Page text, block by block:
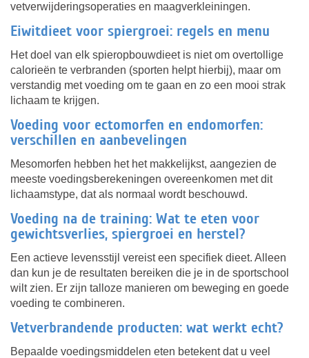
vetverwijderingsoperaties en maagverkleiningen.
Eiwitdieet voor spiergroei: regels en menu
Het doel van elk spieropbouwdieet is niet om overtollige
calorieën te verbranden (sporten helpt hierbij), maar om
verstandig met voeding om te gaan en zo een mooi strak
lichaam te krijgen.
Voeding voor ectomorfen en endomorfen:
verschillen en aanbevelingen
Mesomorfen hebben het het makkelijkst, aangezien de
meeste voedingsberekeningen overeenkomen met dit
lichaamstype, dat als normaal wordt beschouwd.
Voeding na de training: Wat te eten voor
gewichtsverlies, spiergroei en herstel?
Een actieve levensstijl vereist een specifiek dieet. Alleen
dan kun je de resultaten bereiken die je in de sportschool
wilt zien. Er zijn talloze manieren om beweging en goede
voeding te combineren.
Vetverbrandende producten: wat werkt echt?
Bepaalde voedingsmiddelen eten betekent dat u veel